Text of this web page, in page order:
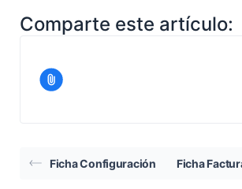
Comparte este artículo:
Ficha Configuración Ficha